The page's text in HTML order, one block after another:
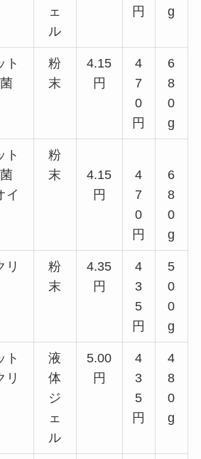
ェ
ル
円
g
ト
粉
末
4.15
円
4
7
0
円
6
8
0
g
ト
イ
粉
末
4.15
円
4
7
0
円
6
8
0
g
リ
粉
末
4.35
円
4
3
5
円
5
0
0
g
ト
リ
液
体
ジ
ェ
ル
5.00
円
4
3
5
円
4
8
0
g